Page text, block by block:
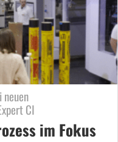
CI
im Fokus